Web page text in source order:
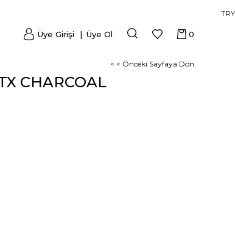
TRY
0
Üye Girişi Üye Ol
< < Önceki Sayfaya Dön
CHARCOAL